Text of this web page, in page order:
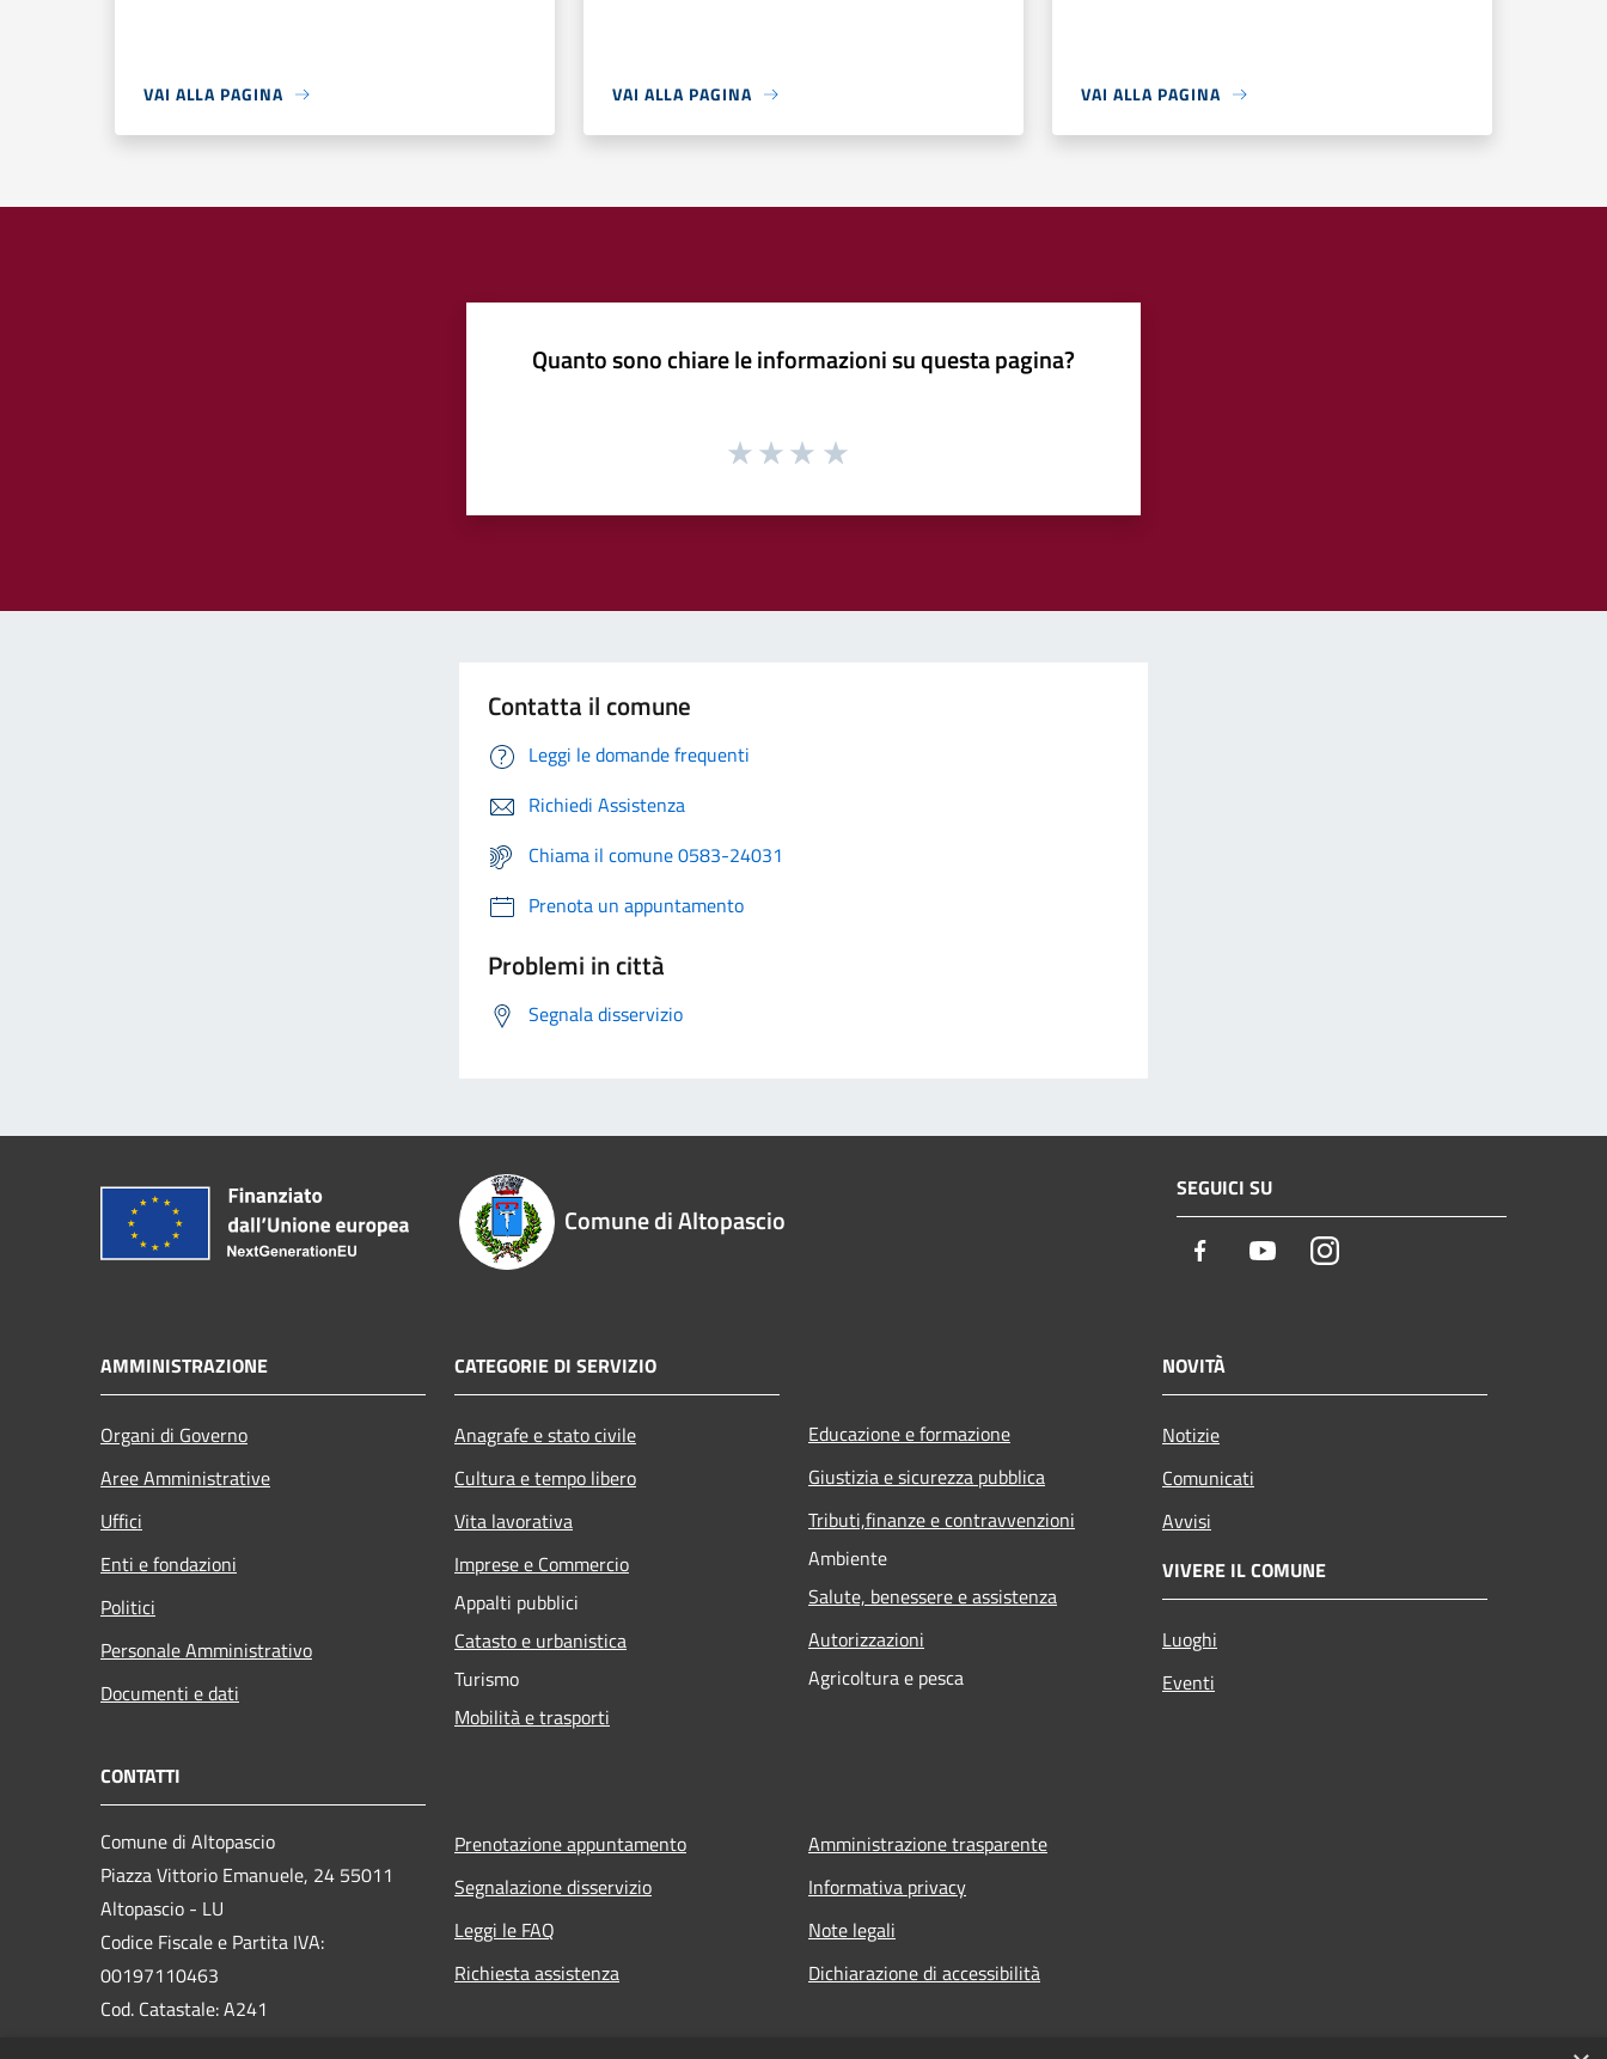
VAI ALLA PAGINA VAI ALLA PAGINA VAI ALLA PAGINA
Quanto sono chiare le informazioni su questa pagina?
Contatta il comune
Leggi le domande frequenti
Richiedi Assistenza
Chiama il comune 0583-24031
Prenota un appuntamento
Problemi in città
Segnala disservizio
Comune di Altopascio
SEGUICI SU
Facebook YoutubeInstagram
AMMINISTRAZIONE
Organi di Governo
Aree Amministrative
Uffici
Enti e fondazioni
Politici
Personale Amministrativo
Documenti e dati
CATEGORIE DI SERVIZIO
Anagrafe e stato civile
Cultura e tempo libero
Vita lavorativa
Imprese e Commercio
Appalti pubblici
Catasto e urbanistica
Turismo
Mobilità e trasporti
Educazione e formazione
Giustizia e sicurezza pubblica
Tributi,finanze e contravvenzioni
Ambiente
Salute, benessere e assistenza
Autorizzazioni
Agricoltura e pesca
NOVITÀ
Notizie
Comunicati
Avvisi
VIVERE IL COMUNE
Luoghi
Eventi
CONTATTI
Comune di Altopascio
Piazza Vittorio Emanuele, 24 55011
Altopascio - LU
Codice Fiscale e Partita IVA:
00197110463
Cod. Catastale: A241
Prenotazione appuntamento
Segnalazione disservizio
Leggi le FAQ
Richiesta assistenza
Amministrazione trasparente
Informativa privacy
Note legali
Dichiarazione di accessibilità